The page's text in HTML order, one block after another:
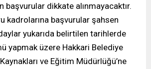
başvurular dikkate alınmayacaktır.
kadrolarına başvurular şahsen
yukarıda belirtilen tarihlerde
yapmak üzere Hakkari Belediye
ve Eğitim Müdürlüğü’ne